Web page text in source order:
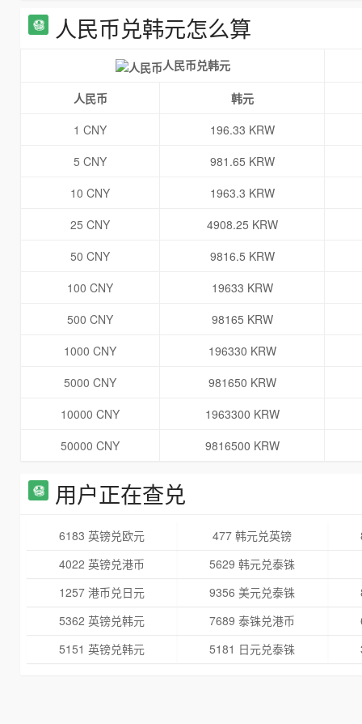
人民币兑韩元怎么算
人民币兑韩元
人民币
韩元
1 CNY
196.33 KRW
5 CNY
981.65 KRW
10 CNY
1963.3 KRW
25 CNY
4908.25 KRW
50 CNY
9816.5 KRW
100 CNY
19633 KRW
500 CNY
98165 KRW
1000 CNY
196330 KRW
5000 CNY
981650 KRW
10000 CNY
1963300 KRW
50000 CNY
9816500 KRW
用户正在查兑
6183 英镑兑欧元 477 韩元兑英镑
4022 英镑兑港币
5629 韩元兑泰铢
1257 港币兑日元
9356 美元兑泰铢
5362 英镑兑韩元
7689 泰铢兑港币
5151 英镑兑韩元
5181 日元兑泰铢